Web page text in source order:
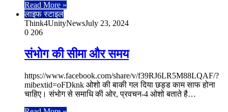
Read More »
लाइफ स्टाइल
Think4UnityNewsJuly 23, 2024
0 206
संभोग की सीमा और समय
https://www.facebook.com/share/v/f39RJ6LR5M88LQAF/?
mibextid=oFDknk ओशो की बाकी गल दिया छड्ड काम साफ होना
चाहिए। संभोग से समाधि की ओर, प्रवचन-4 ओशो बताते है…